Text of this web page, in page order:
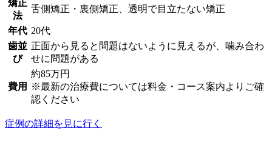
矯正
法
舌側矯正・裏側矯正、透明で目立たない矯正
年代 20代
歯並
び
正面から見ると問題はないように見えるが、噛み合わ
せに問題がある
費用
約85万円
※最新の治療費については料金・コース案内よりご確
認ください
症例の詳細を見に行く